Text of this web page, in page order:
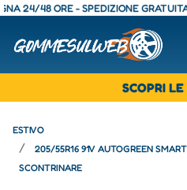
48 ORE - SPEDIZIONE GRATUITA
SCOPRI
ESTIVO
205/55R16 91V AUTOGREEN
SCONTRINARE